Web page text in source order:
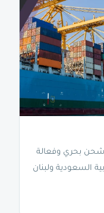
بحري وفعالة
السعودية ولبنان